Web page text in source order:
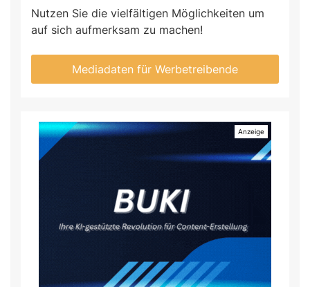
Nutzen Sie die vielfältigen Möglichkeiten um
auf sich aufmerksam zu machen!
Mediadaten für Werbetreibende